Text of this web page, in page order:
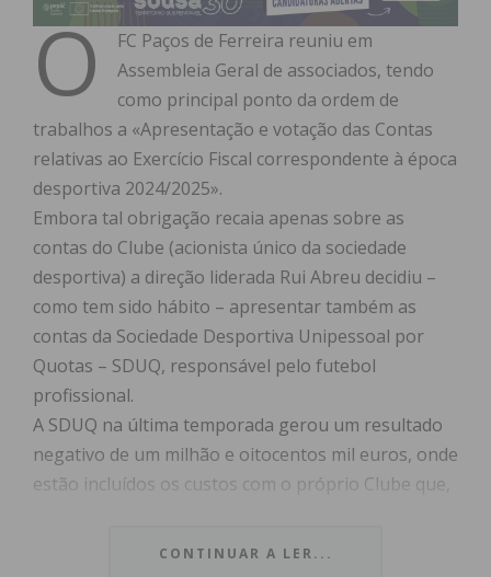
O
FC Paços de Ferreira reuniu em
Assembleia Geral de associados, tendo
como principal ponto da ordem de
trabalhos a «Apresentação e votação das Contas
relativas ao Exercício Fiscal correspondente à época
desportiva 2024/2025».
Embora tal obrigação recaia apenas sobre as
contas do Clube (acionista único da sociedade
desportiva) a direção liderada Rui Abreu decidiu –
como tem sido hábito – apresentar também as
contas da Sociedade Desportiva Unipessoal por
Quotas – SDUQ, responsável pelo futebol
profissional.
A SDUQ na última temporada gerou um resultado
negativo de um milhão e oitocentos mil euros, onde
estão incluídos os custos com o próprio Clube que,
20 mil euros de saldo líquido positivo.
CONTINUAR A LER...